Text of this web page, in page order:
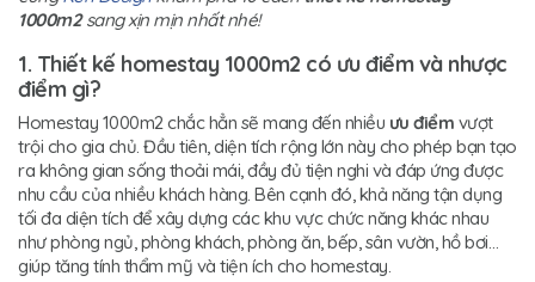
1000m2sang xịn mịn nhất nhé!
1. Thiết kế homestay 1000m2 có ưu điểm và nhược
điểm gì?
Homestay 1000m2 chắc hẳn sẽ mang đến nhiều ưu điểm vượt
trội cho gia chủ. Đầu tiên, diện tích rộng lớn này cho phép bạn tạo
ra không gian sống thoải mái, đầy đủ tiện nghi và đáp ứng được
nhu cầu của nhiều khách hàng. Bên cạnh đó, khả năng tận dụng
tối đa diện tích để xây dựng các khu vực chức năng khác nhau
như phòng ngủ, phòng khách, phòng ăn, bếp, sân vườn, hồ bơi…
giúp tăng tính thẩm mỹ và tiện ích cho homestay.